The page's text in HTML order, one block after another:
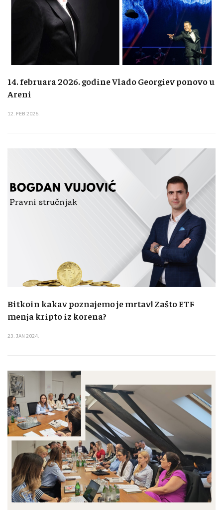
14. februara 2026. godine Vlado Georgiev ponovo u
Areni
12. FEB 2026.
Bitkoin kakav poznajemo je mrtav! Zašto ETF
menja kripto iz korena?
23. JAN 2024.